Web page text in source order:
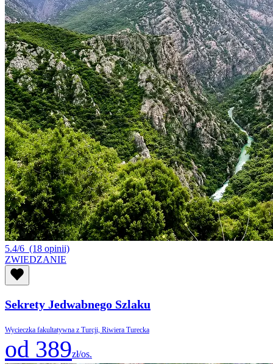
5.4/6 (18 opinii)
ZWIEDZANIE
Sekrety Jedwabnego Szlaku
Wycieczka fakultatywna z Turcji, Riwiera Turecka
od 389zł/os.